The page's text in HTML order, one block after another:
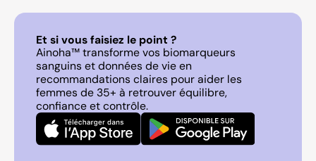
Et si vous faisiez le point ?
Ainoha™ transforme vos biomarqueurs
sanguins et données de vie en
recommandations claires pour aider les
femmes de 35+ à retrouver équilibre,
confiance et contrôle.